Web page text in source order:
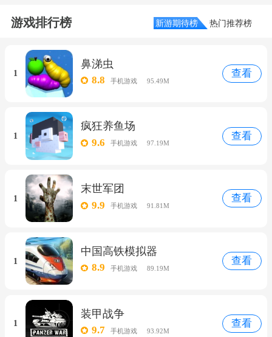
游戏排行榜 新游期待榜 热门推荐榜
1
鼻涕虫
8.8 手机游戏 95.49M
查看
1
疯狂养鱼场
9.6 手机游戏 97.19M
查看
1
末世军团
9.9 手机游戏 91.81M
查看
1
中国高铁模拟器
8.9 手机游戏 89.19M
查看
1
装甲战争
9.7 手机游戏 93.92M
查看